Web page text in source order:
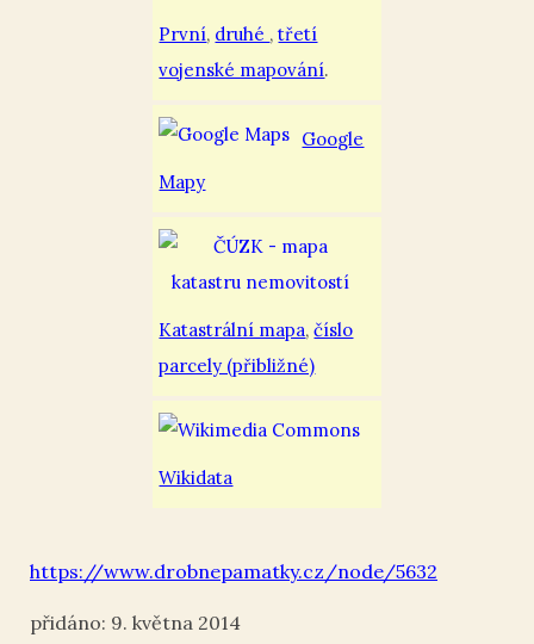
První, druhé ,třetí
vojenské mapování.
Google
Mapy
Katastrální mapa,číslo
parcely (přibližné)
Wikidata
https://www.drobnepamatky.cz/node/5632
9. května 2014